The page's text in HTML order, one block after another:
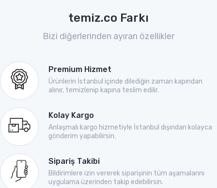
temiz.co Farkı
Bizi diğerlerinden ayıran özellikler
Premium Hizmet
Ürünlerin İstanbul içinde dilediğin zaman kapından
alınır, temizlenip kapına teslim edilir.
Kolay Kargo
Anlaşmalı kargo hizmetiyle İstanbul dışından kolayca
gönderim yapabilirsin.
Sipariş Takibi
Bildirimlere izin vererek siparişinin tüm aşamalarını
uygulama üzerinden takip edebilirsin.